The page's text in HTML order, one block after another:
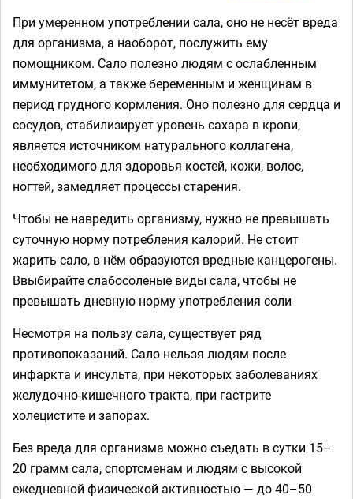
При умеренном употреблении сала, оно не несёт вреда
для организма, а наоборот, послужить ему
помощником. Сало полезно людям с ослабленным
иммунитетом, а также беременным и женщинам в
период грудного кормления. Оно полезно для сердца и
сосудов, стабилизирует уровень сахара в крови,
является источником натурального коллагена,
необходимого для здоровья костей, кожи, волос,
ногтей, замедляет процессы старения.
Чтобы не навредить организму, нужно не превышать
суточную норму потребления калорий. Не стоит
жарить сало, в нём образуются вредные канцерогены.
Ввыбирайте слабосоленые виды сала, чтобы не
превышать дневную норму употребления соли
Несмотря на пользу сала, существует ряд
противопоказаний. Сало нельзя людям после
инфаркта и инсульта, при некоторых заболеваниях
желудочно-кишечного тракта, при гастрите
холецистите и запорах.
Без вреда для организма можно съедать в сутки 15–
20 грамм сала, спортсменам и людям с высокой
ежедневной физической активностью — до 40–50